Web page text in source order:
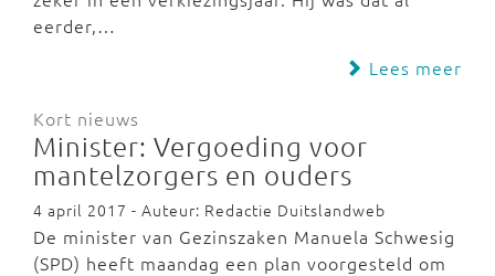
eerder,…
Lees meer
Kort nieuws
Minister: Vergoeding voor
mantelzorgers en ouders
4 april 2017 - Auteur: Redactie Duitslandweb
De minister van Gezinszaken Manuela Schwesig
(SPD) heeft maandag een plan voorgesteld om